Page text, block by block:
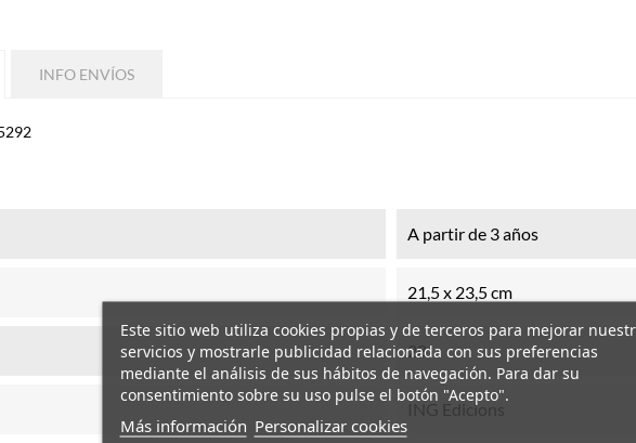
INFO ENVÍOS
A partir de 3 años
21,5 x 23,5 cm
28
ING Edicions
Este sitio web utiliza cookies propias y de terceros para mejorar
servicios y mostrarle publicidad relacionada con sus preferencias
mediante el análisis de sus hábitos de navegación. Para dar su
consentimiento sobre su uso pulse el botón "Acepto".
Más información Personalizar cookies